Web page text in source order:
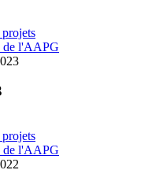
de l'AAPG
de l'AAPG